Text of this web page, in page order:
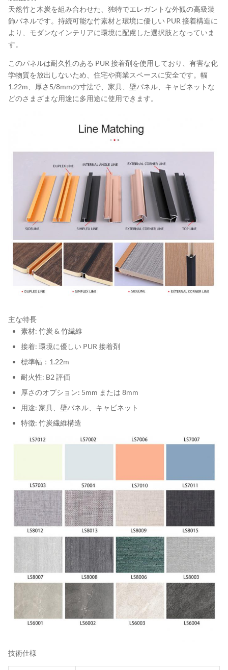
天然竹と木炭を組み合わせた、独特でエレガントな外観の高級装
飾パネルです。持続可能な竹素材と環境に優しい PUR 接着構造に
より、モダンなインテリアに環境に配慮した選択肢となっていま
す。
このパネルは耐久性のある PUR 接着剤を使用しており、有害な化
学物質を放出しないため、住宅や商業スペースに安全です。幅
1.22m、厚さ5/8mmの寸法で、家具、壁パネル、キャビネットな
どのさまざまな用途に多用途に使用できます。
主な特長
素材: 竹炭 & 竹繊維
接着: 環境に優しい PUR 接着剤
標準幅：1.22m
耐火性: B2 評価
厚さのオプション: 5mm または 8mm
用途: 家具、壁パネル、キャビネット
特徴: 竹炭繊維構造
技術仕様